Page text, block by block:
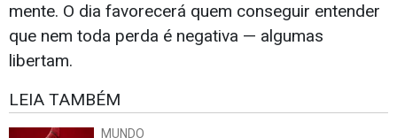
mente. O dia favorecerá quem conseguir entender
que nem toda perda é negativa — algumas
libertam.
LEIA TAMBÉM
MUNDO